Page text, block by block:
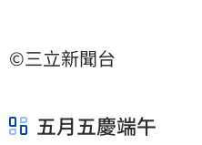
©三立新聞台
五月五慶端午